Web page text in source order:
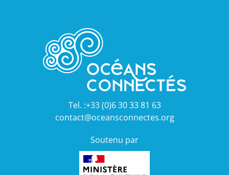
Tel. :+33 (0)6 30 33 81 63
contact@oceansconnectes.org
Soutenu par